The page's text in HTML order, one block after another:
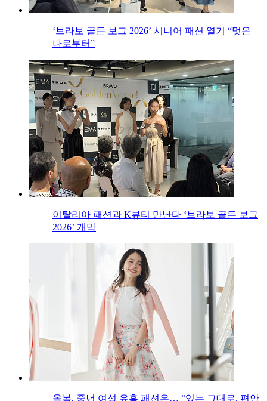
‘브라보 골든 보그 2026’ 시니어 패션 열기 “멋은
나로부터”
이탈리아 패션과 K뷰티 만난다 ‘브라보 골든 보그
2026’ 개막
올봄, 중년 여성 유혹 패션은… “있는 그대로, 편안